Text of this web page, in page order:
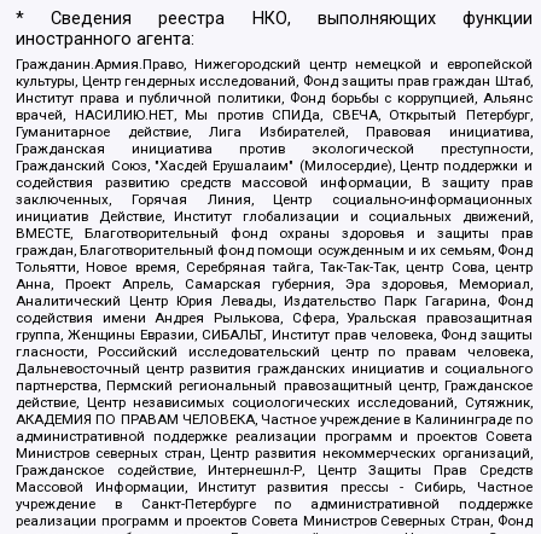
* Сведения реестра НКО, выполняющих функции
иностранного агента:
Гражданин.Армия.Право, Нижегородский центр немецкой и европейской
культуры, Центр гендерных исследований, Фонд защиты прав граждан Штаб,
Институт права и публичной политики, Фонд борьбы с коррупцией, Альянс
врачей, НАСИЛИЮ.НЕТ, Мы против СПИДа, СВЕЧА, Открытый Петербург,
Гуманитарное действие, Лига Избирателей, Правовая инициатива,
Гражданская инициатива против экологической преступности,
Гражданский Союз, "Хасдей Ерушалаим" (Милосердие), Центр поддержки и
содействия развитию средств массовой информации, В защиту прав
заключенных, Горячая Линия, Центр социально-информационных
инициатив Действие, Институт глобализации и социальных движений,
ВМЕСТЕ, Благотворительный фонд охраны здоровья и защиты прав
граждан, Благотворительный фонд помощи осужденным и их семьям, Фонд
Тольятти, Новое время, Серебряная тайга, Так-Так-Так, центр Сова, центр
Анна, Проект Апрель, Самарская губерния, Эра здоровья, Мемориал,
Аналитический Центр Юрия Левады, Издательство Парк Гагарина, Фонд
содействия имени Андрея Рылькова, Сфера, Уральская правозащитная
группа, Женщины Евразии, СИБАЛЬТ, Институт прав человека, Фонд защиты
гласности, Российский исследовательский центр по правам человека,
Дальневосточный центр развития гражданских инициатив и социального
партнерства, Пермский региональный правозащитный центр, Гражданское
действие, Центр независимых социологических исследований, Сутяжник,
АКАДЕМИЯ ПО ПРАВАМ ЧЕЛОВЕКА, Частное учреждение в Калининграде по
административной поддержке реализации программ и проектов Совета
Министров северных стран, Центр развития некоммерческих организаций,
Гражданское содействие, Интернешнл-Р, Центр Защиты Прав Средств
Массовой Информации, Институт развития прессы - Сибирь, Частное
учреждение в Санкт-Петербурге по административной поддержке
реализации программ и проектов Совета Министров Северных Стран, Фонд